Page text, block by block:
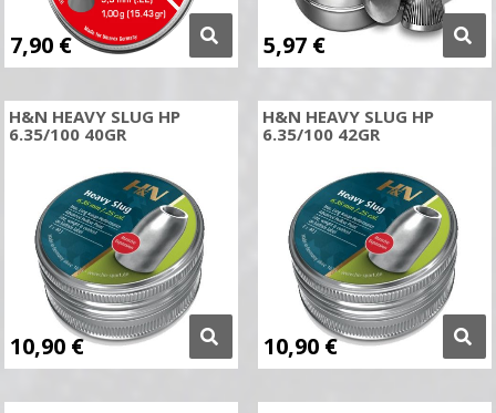
7,90 € 5,97 €
H&N HEAVY SLUG HP
6.35/100 40GR
10,90 €
H&N HEAVY SLUG HP
6.35/100 42GR
10,90 €